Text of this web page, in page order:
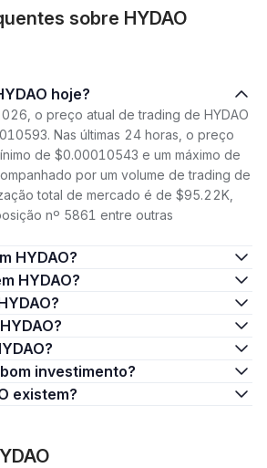
sobre HYDAO
hoje?
o preço atual de trading de HYDAO
Nas últimas 24 horas, o preço
de $0.00010543 e um máximo de
por um volume de trading de
total de mercado é de $95.22K,
nº 5861 entre outras
HYDAO?
HYDAO?
bom investimento?
existem?